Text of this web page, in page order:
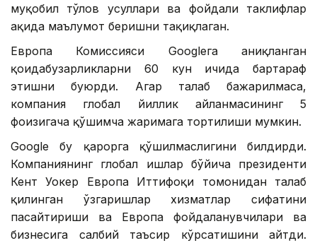
муқобил тўлов усуллари ва фойдали таклифлар
ҳақида маълумот беришни тақиқлаган.
Европа Комиссияси Googleга аниқланган
қоидабузарликларни 60 кун ичида бартараф
этишни буюрди. Агар талаб бажарилмаса,
компания глобал йиллик айланмасининг 5
фоизигача қўшимча жаримага тортилиши мумкин.
Google бу қарорга қўшилмаслигини билдирди.
Компаниянинг глобал ишлар бўйича президенти
Кент Уокер Европа Иттифоқи томонидан талаб
қилинган ўзгаришлар хизматлар сифатини
пасайтириши ва Европа фойдаланувчилари ва
бизнесига салбий таъсир кўрсатишини айтди.